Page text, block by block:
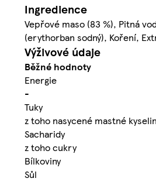
Ingredience
Vepřové maso (83 %), Pitná
(erythorban sodný), Koření,
Výživové údaje
Běžné hodnoty
Energie
-
Tuky
z toho nasycené mastné
Sacharidy
z toho cukry
Bílkoviny
Sůl